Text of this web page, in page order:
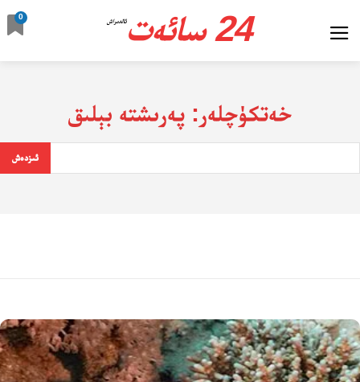
24 سائەت ئالدىراش
0
خەتكۈچلەر:پەرىشتە بېلىق
ئىزدەش